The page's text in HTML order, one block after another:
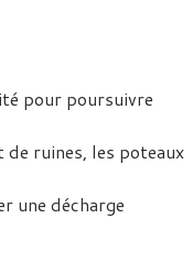
pour poursuivre
ruines, les poteaux
une décharge